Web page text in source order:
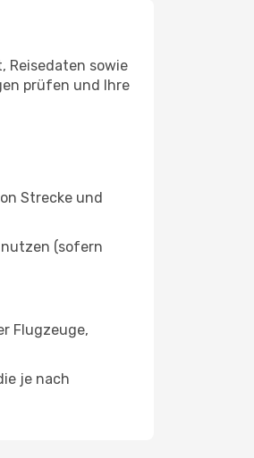
Reisedaten sowie
prüfen und Ihre
Strecke und
(sofern
Flugzeuge,
je nach